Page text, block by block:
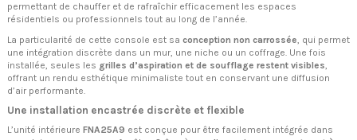
permettant de chauffer et de rafraîchir efficacement les espaces
résidentiels ou professionnels tout au long de l’année.
La particularité de cette console est sa conception non carrossée , qui permet
une intégration discrète dans un mur, une niche ou un coffrage. Une fois
installée, seules les grilles d’aspiration et de soufflage restent visibles
offrant un rendu esthétique minimaliste tout en conservant une diffusion
d’air performante.
Une installation encastrée discrète et flexible
L’unité intérieure FNA25A9 est conçue pour être facilement intégrée dans